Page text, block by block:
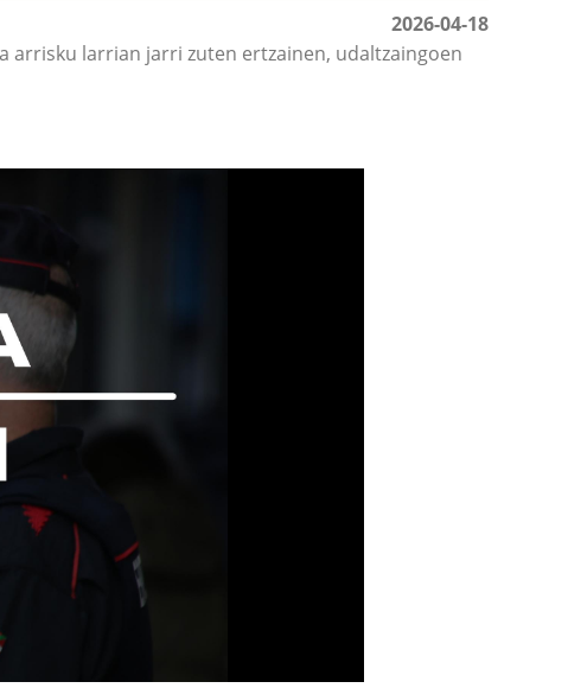
2026-04-18
arrisku larrian jarri zuten ertzainen, udaltzaingoen